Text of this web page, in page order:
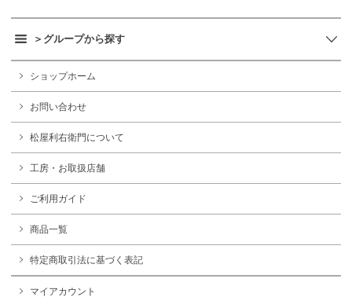
＞グループから探す
ショップホーム
お問い合わせ
松屋利右衛門について
工房・お取扱店舗
ご利用ガイド
商品一覧
特定商取引法に基づく表記
マイアカウント